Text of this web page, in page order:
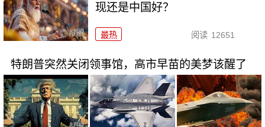
现还是中国好？
最热 阅读 12651
特朗普突然关闭领事馆，高市早苗的美梦该醒了